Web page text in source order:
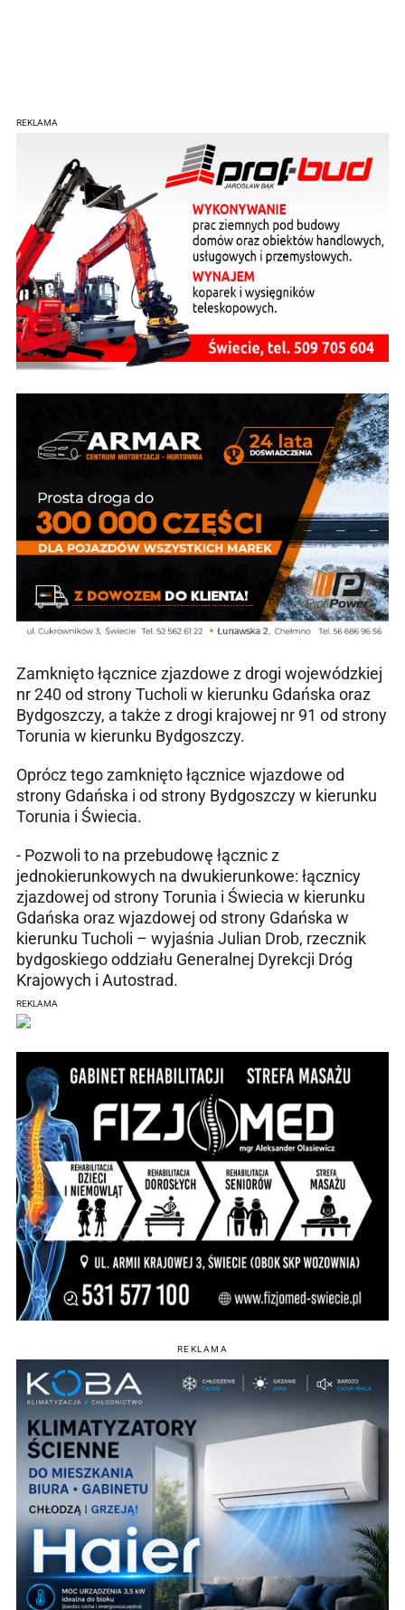
REKLAMA
Zamknięto łącznice zjazdowe z drogi wojewódzkiej
nr 240 od strony Tucholi w kierunku Gdańska oraz
Bydgoszczy, a także z drogi krajowej nr 91 od strony
Torunia w kierunku Bydgoszczy.
Oprócz tego zamknięto łącznice wjazdowe od
strony Gdańska i od strony Bydgoszczy w kierunku
Torunia i Świecia.
- Pozwoli to na przebudowę łącznic z
jednokierunkowych na dwukierunkowe: łącznicy
zjazdowej od strony Torunia i Świecia w kierunku
Gdańska oraz wjazdowej od strony Gdańska w
kierunku Tucholi – wyjaśnia Julian Drob, rzecznik
bydgoskiego oddziału Generalnej Dyrekcji Dróg
Krajowych i Autostrad.
REKLAMA
REKLAMA